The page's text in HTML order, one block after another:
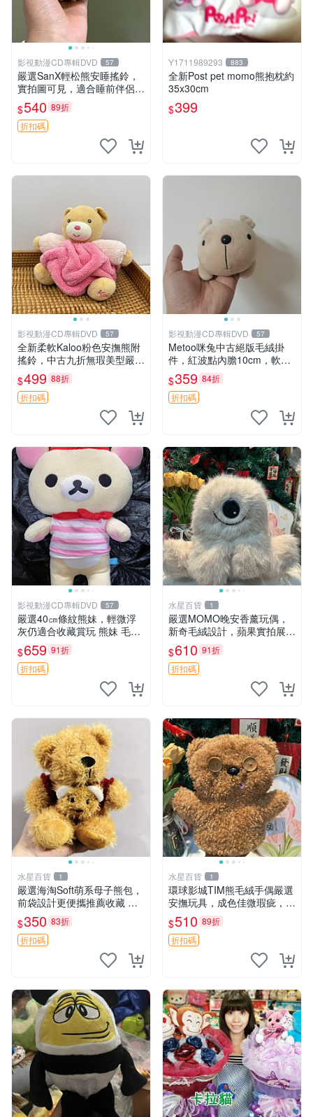
影視動漫CD專輯DVD 57
嚴選SanX輕松熊安睡搖鈴，
實拍圖可見，適合睡前伴侶，
Picks安撫好物 0325 懸吊 電
腦
$540 89折
折扣碼
Y1711989293 883
全新Post pet momo熊抱枕約
35x30cm
$399
影視動漫CD專輯DVD 57
全新柔軟Kaloo粉色安撫熊附
搖鈴，中古九折無瑕美型嚴選
收藏 粉色 安撫 玩具
$499 88折
折扣碼
影視動漫CD專輯DVD 57
Metoo咪兔中古絕版毛絨掛
件，紅波點內膽10cm，軟糯
宜贈送收藏 咪熊 毛絨 掛件
$359 84折
折扣碼
影視動漫CD專輯DVD 57
嚴選40㎝條紋熊妹，輕微浮
灰仍適合收藏賞玩 熊妹 毛絨
玩具 浮雕熊
$659 91折
折扣碼
水星百貨 1
嚴選MOMO晚安香薰玩偶，
新奇毛絨設計，蘋果實拍展
示，成色極佳 晚安香薰 馮娃
娃 毛絨玩偶
$610 91折
折扣碼
水星百貨 1
嚴選海淘Soft萌系母子熊包，
前袋設計更便攜推薦收藏 母
子熊 軟綿綿 包包
$350 83折
折扣碼
水星百貨 1
環球影城TIM熊毛絨手偶嚴選
安撫玩具，成色佳微瑕疵，贈
小禮物超值優惠 TIM熊 毛絨
手偶 安撫 toy 嚴選
$510 89折
折扣碼